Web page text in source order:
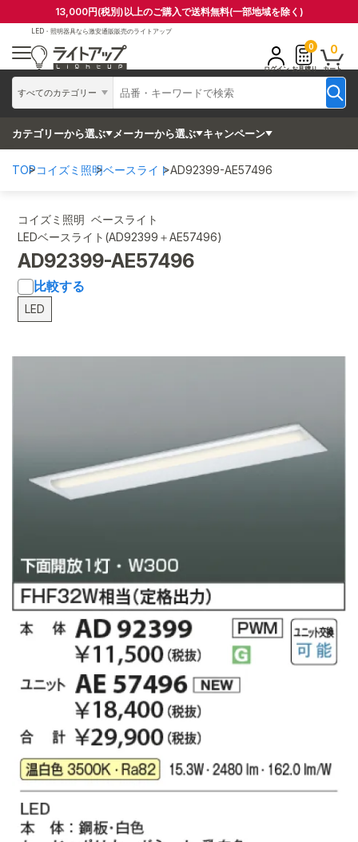
13,000円(税別)以上のご購入で送料無料(一部地域を除く)
LED・照明器具なら激安通販販売のライトアップ
すべてのカテゴリー
ログイン
0
お見積り
0
カート
カテゴリーから選ぶ メーカーから選ぶ キャンペーン
TOPコイズミ照明ベースライトAD92399-AE57496
コイズミ照明 ベースライト
LEDベースライト(AD92399＋AE57496)
AD92399-AE57496
比較する
LED